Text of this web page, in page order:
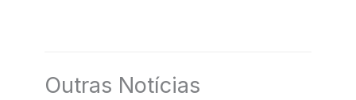
Outras Notícias